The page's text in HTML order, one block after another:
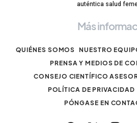
auténtica salud
Más
QUIÉNES SOMOS NUESTRO
PRENSA Y MEDIOS DE
CONSEJO CIENTÍFICO
POLÍTICA DE PRIVACIDAD
PÓNGASE EN